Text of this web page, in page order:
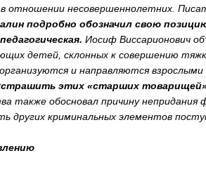
отношении несовершеннолетних.
подробно обозначил свою
Иосиф Виссарионович
детей, склонных к совершению
и направляются
этих «старших
также обосновал причину
других криминальных элементов